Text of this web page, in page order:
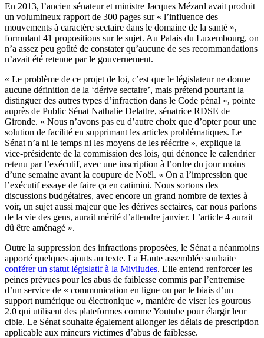
En 2013, l’ancien sénateur et ministre Jacques Mézard avait produit
un volumineux rapport de 300 pages sur « l’influence des
mouvements à caractère sectaire dans le domaine de la santé »,
formulant 41 propositions sur le sujet. Au Palais du Luxembourg, on
n’a assez peu goûté de constater qu’aucune de ses recommandations
n’avait été retenue par le gouvernement.
« Le problème de ce projet de loi, c’est que le législateur ne donne
aucune définition de la ‘dérive sectaire’, mais prétend pourtant la
distinguer des autres types d’infraction dans le Code pénal », pointe
auprès de Public Sénat Nathalie Delattre, sénatrice RDSE de
Gironde. « Nous n’avons pas eu d’autre choix que d’opter pour une
solution de facilité en supprimant les articles problématiques. Le
Sénat n’a ni le temps ni les moyens de les réécrire », explique la
vice-présidente de la commission des lois, qui dénonce le calendrier
retenu par l’exécutif, avec une inscription à l’ordre du jour moins
d’une semaine avant la coupure de Noël. « On a l’impression que
l’exécutif essaye de faire ça en catimini. Nous sortons des
discussions budgétaires, avec encore un grand nombre de textes à
voir, un sujet aussi majeur que les dérives sectaires, car nous parlons
de la vie des gens, aurait mérité d’attendre janvier. L’article 4 aurait
dû être aménagé ».
Outre la suppression des infractions proposées, le Sénat a néanmoins
apporté quelques ajouts au texte. La Haute assemblée souhaite
conférer un statut législatif à la Miviludes. Elle entend renforcer les
peines prévues pour les abus de faiblesse commis par l’entremise
d’un service de « communication en ligne ou par le biais d’un
support numérique ou électronique », manière de viser les gourous
2.0 qui utilisent des plateformes comme Youtube pour élargir leur
cible. Le Sénat souhaite également allonger les délais de prescription
applicable aux mineurs victimes d’abus de faiblesse.